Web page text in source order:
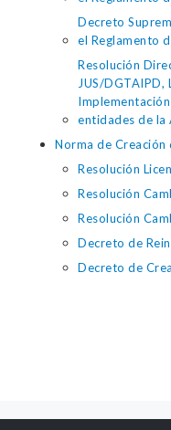
Decreto
el Reglamento
Resolución
JUS/DGTAIPD,
entidades de la
Norma de Creación
Resolución
Resolución
Resolución
Decreto de
Decreto de